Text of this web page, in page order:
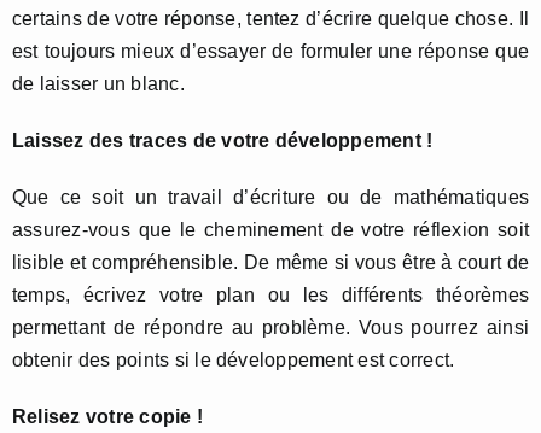
certains de votre réponse, tentez d’écrire quelque chose. Il
est toujours mieux d’essayer de formuler une réponse que
de laisser un blanc.
Laissez des traces de votre développement !
Que ce soit un travail d’écriture ou de mathématiques
assurez-vous que le cheminement de votre réflexion soit
lisible et compréhensible. De même si vous être à court de
temps, écrivez votre plan ou les différents théorèmes
permettant de répondre au problème. Vous pourrez ainsi
obtenir des points si le développement est correct.
Relisez votre copie !